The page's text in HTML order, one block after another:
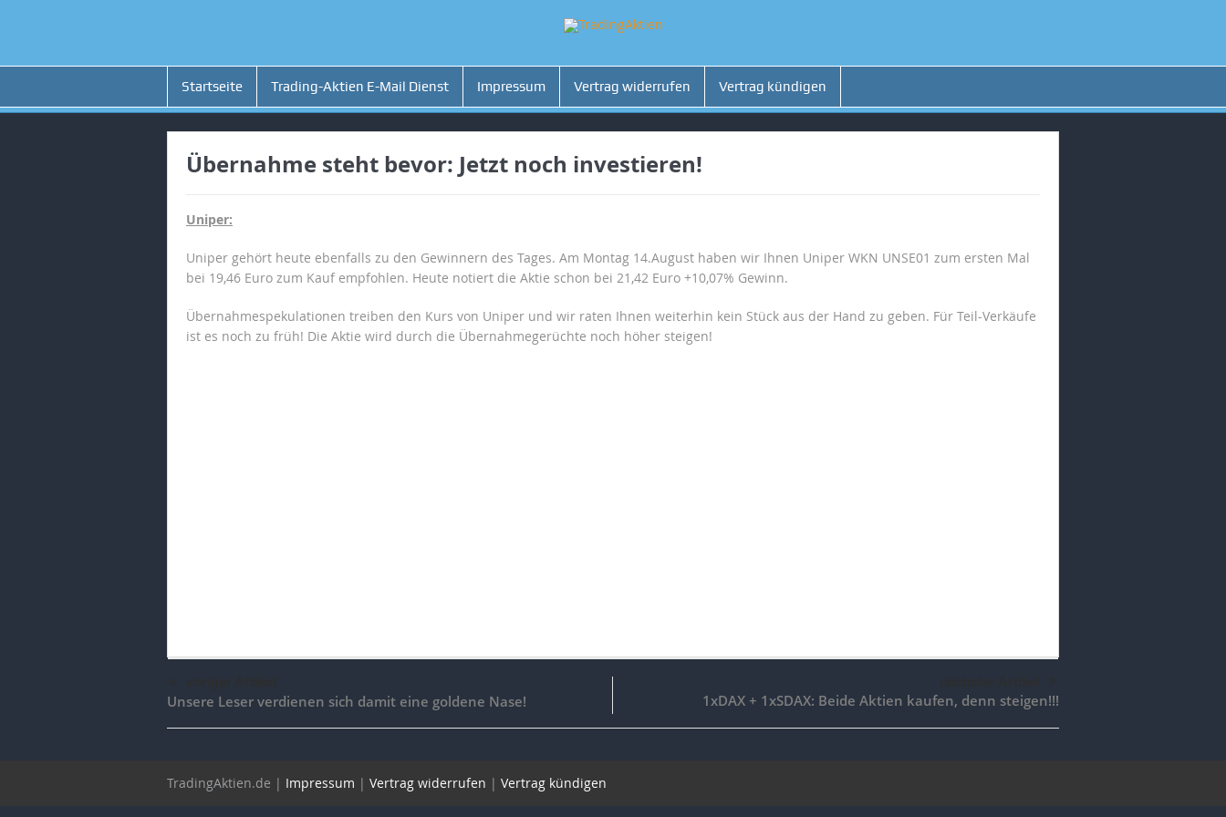
Startseite Trading-Aktien E-Mail Dienst Impressum Vertrag widerrufen Vertrag kündigen
Übernahme steht bevor: Jetzt noch investieren!
Uniper:
Uniper gehört heute ebenfalls zu den Gewinnern des Tages. Am Montag 14.August haben wir Ihnen Uniper WKN UNSE01 zum ersten Mal
bei 19,46 Euro zum Kauf empfohlen. Heute notiert die Aktie schon bei 21,42 Euro +10,07% Gewinn.
Übernahmespekulationen treiben den Kurs von Uniper und wir raten Ihnen weiterhin kein Stück aus der Hand zu geben. Für Teil-Verkäufe
ist es noch zu früh! Die Aktie wird durch die Übernahmegerüchte noch höher steigen!
Unsere Leser verdienen sich damit eine goldene Nase! 1xDAX + 1xSDAX: Beide Aktien kaufen, denn steigen!!!
TradingAktien.de | Impressum | Vertrag widerrufen | Vertrag kündigen